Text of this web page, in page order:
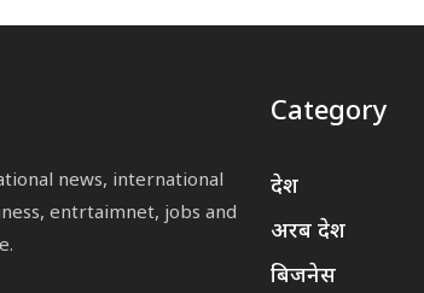
news, international
entrtaimnet, jobs and
Category
देश
अरब देश
बिजनेस